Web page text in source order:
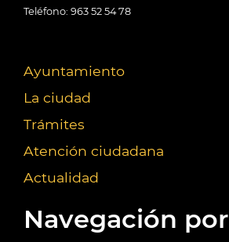
Teléfono: 963 52 54 78
Ayuntamiento
La ciudad
Trámites
Atención ciudadana
Actualidad
Navegación